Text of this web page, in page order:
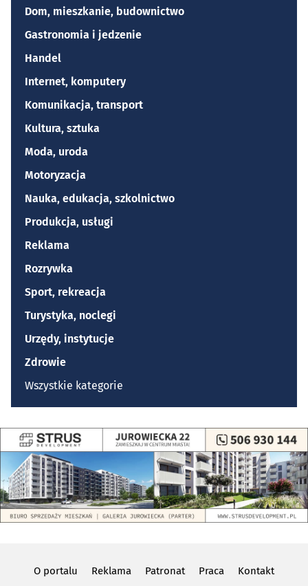
Dom, mieszkanie, budownictwo
Gastronomia i jedzenie
Handel
Internet, komputery
Komunikacja, transport
Kultura, sztuka
Moda, uroda
Motoryzacja
Nauka, edukacja, szkolnictwo
Produkcja, usługi
Reklama
Rozrywka
Sport, rekreacja
Turystyka, noclegi
Urzędy, instytucje
Zdrowie
Wszystkie kategorie
O portalu Reklama Patronat Praca
Kontakt